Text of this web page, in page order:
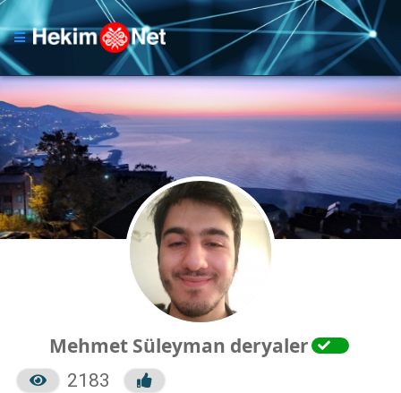
Mehmet Süleyman deryaler
2183